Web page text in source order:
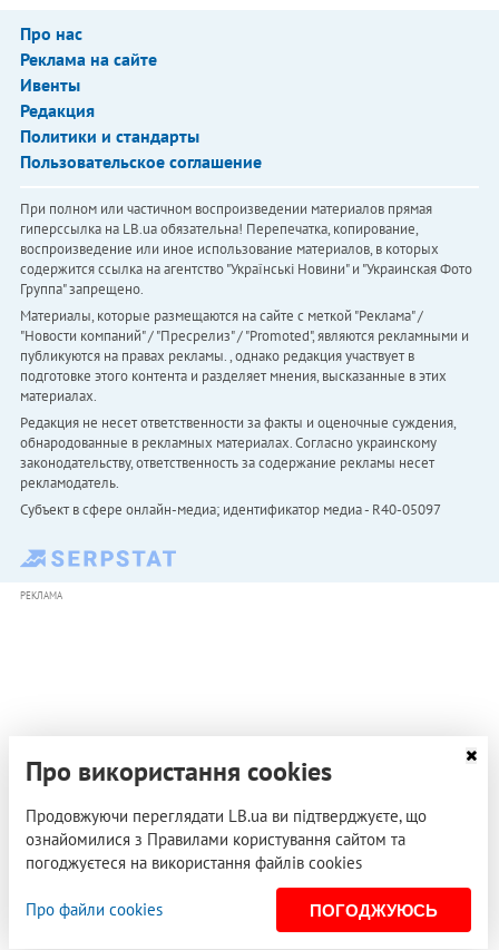
Про нас
Реклама на сайте
Ивенты
Редакция
Политики и стандарты
Пользовательское соглашение
При полном или частичном воспроизведении материалов прямая
гиперссылка на LB.ua обязательна! Перепечатка, копирование,
воспроизведение или иное использование материалов, в которых
содержится ссылка на агентство "Українськi Новини" и "Украинская Фото
Группа" запрещено.
Материалы, которые размещаются на сайте с меткой "Реклама" /
"Новости компаний" / "Пресрелиз" / "Promoted", являются рекламными и
публикуются на правах рекламы. , однако редакция участвует в
подготовке этого контента и разделяет мнения, высказанные в этих
материалах.
Редакция не несет ответственности за факты и оценочные суждения,
обнародованные в рекламных материалах. Согласно украинскому
законодательству, ответственность за содержание рекламы несет
рекламодатель.
Субъект в сфере онлайн-медиа; идентификатор медиа - R40-05097
РЕКЛАМА
Про використання cookies
Продовжуючи переглядати LB.ua ви підтверджуєте, що
ознайомилися з Правилами користування сайтом та
погоджуєтеся на використання файлів cookies
Про файли cookies ПОГОДЖУЮСЬ